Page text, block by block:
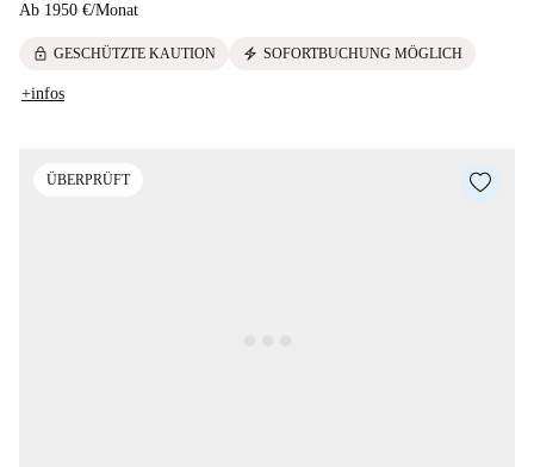
Ab 1950 €/Monat
lock GESCHÜTZTE KAUTION electric_bolt SOFORTBUCHUNG MÖGLICH
+infos
ÜBERPRÜFT